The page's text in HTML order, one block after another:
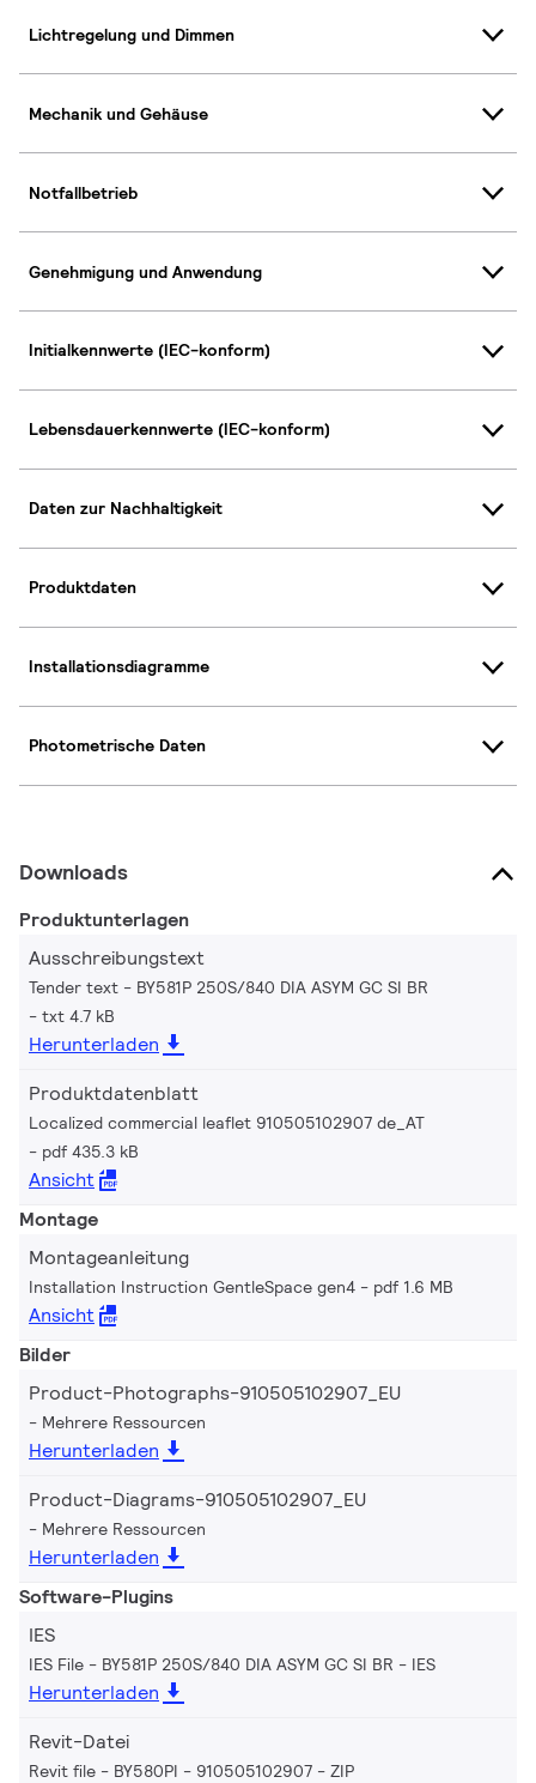
Lichtregelung und Dimmen
Mechanik und Gehäuse
Notfallbetrieb
Genehmigung und Anwendung
Initialkennwerte (IEC-konform)
Lebensdauerkennwerte (IEC-konform)
Daten zur Nachhaltigkeit
Produktdaten
Installationsdiagramme
Photometrische Daten
Downloads
Produktunterlagen
Ausschreibungstext
Tender text - BY581P 250S/840 DIA ASYM GC SI BR
txt 4.7 kB
Herunterladen
Produktdatenblatt
Localized commercial leaflet 910505102907 de_AT
pdf 435.3 kB
Ansicht
Montage
Montageanleitung
Installation Instruction GentleSpace gen4 pdf 1.6 MB
Ansicht
Bilder
Product-Photographs-910505102907_EU
Mehrere Ressourcen
Herunterladen
Product-Diagrams-910505102907_EU
Mehrere Ressourcen
Herunterladen
Software-Plugins
IES
IES File - BY581P 250S/840 DIA ASYM GC SI BR IES
Herunterladen
Revit-Datei
Revit file - BY580PI - 910505102907 ZIP